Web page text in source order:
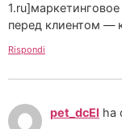
перед клиентом —
Rispondi
pet_dcEl ha